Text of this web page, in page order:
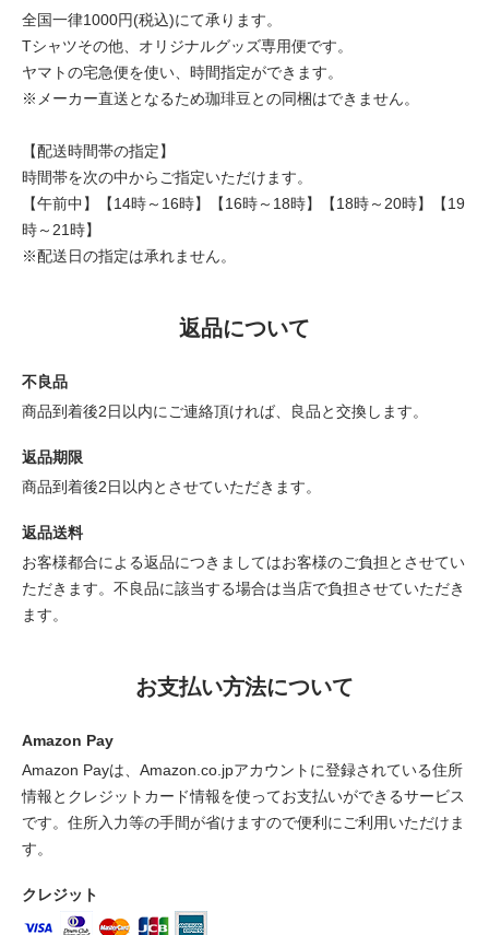
全国一律1000円(税込)にて承ります。
Tシャツその他、オリジナルグッズ専用便です。
ヤマトの宅急便を使い、時間指定ができます。
※メーカー直送となるため珈琲豆との同梱はできません。
【配送時間帯の指定】
時間帯を次の中からご指定いただけます。
【午前中】【14時～16時】【16時～18時】【18時～20時】【19
時～21時】
※配送日の指定は承れません。
返品について
不良品
商品到着後2日以内にご連絡頂ければ、良品と交換します。
返品期限
商品到着後2日以内とさせていただきます。
返品送料
お客様都合による返品につきましてはお客様のご負担とさせてい
ただきます。不良品に該当する場合は当店で負担させていただき
ます。
お支払い方法について
Amazon Pay
Amazon Payは、Amazon.co.jpアカウントに登録されている住所
情報とクレジットカード情報を使ってお支払いができるサービス
です。住所入力等の手間が省けますので便利にご利用いただけま
す。
クレジット